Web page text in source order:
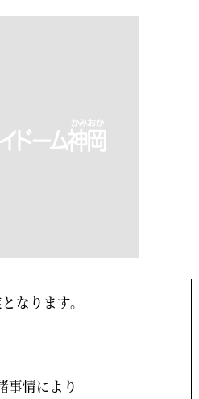
なります。
事情により